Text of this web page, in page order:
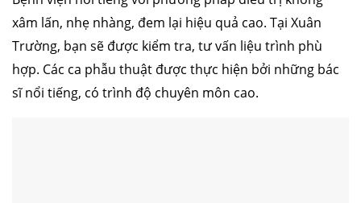
xâm lấn, nhẹ nhàng, đem lại hiệu quả cao. Tại Xuân
Trường, bạn sẽ được kiểm tra, tư vấn liệu trình phù
hợp. Các ca phẫu thuật được thực hiện bởi những bác
sĩ nổi tiếng, có trình độ chuyên môn cao.